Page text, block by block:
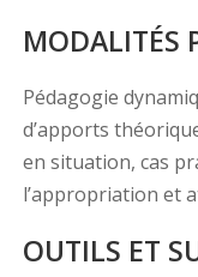
MODALITÉS
Pédagogie
d’apports
en situation, cas
l’appropriation et
OUTILS ET